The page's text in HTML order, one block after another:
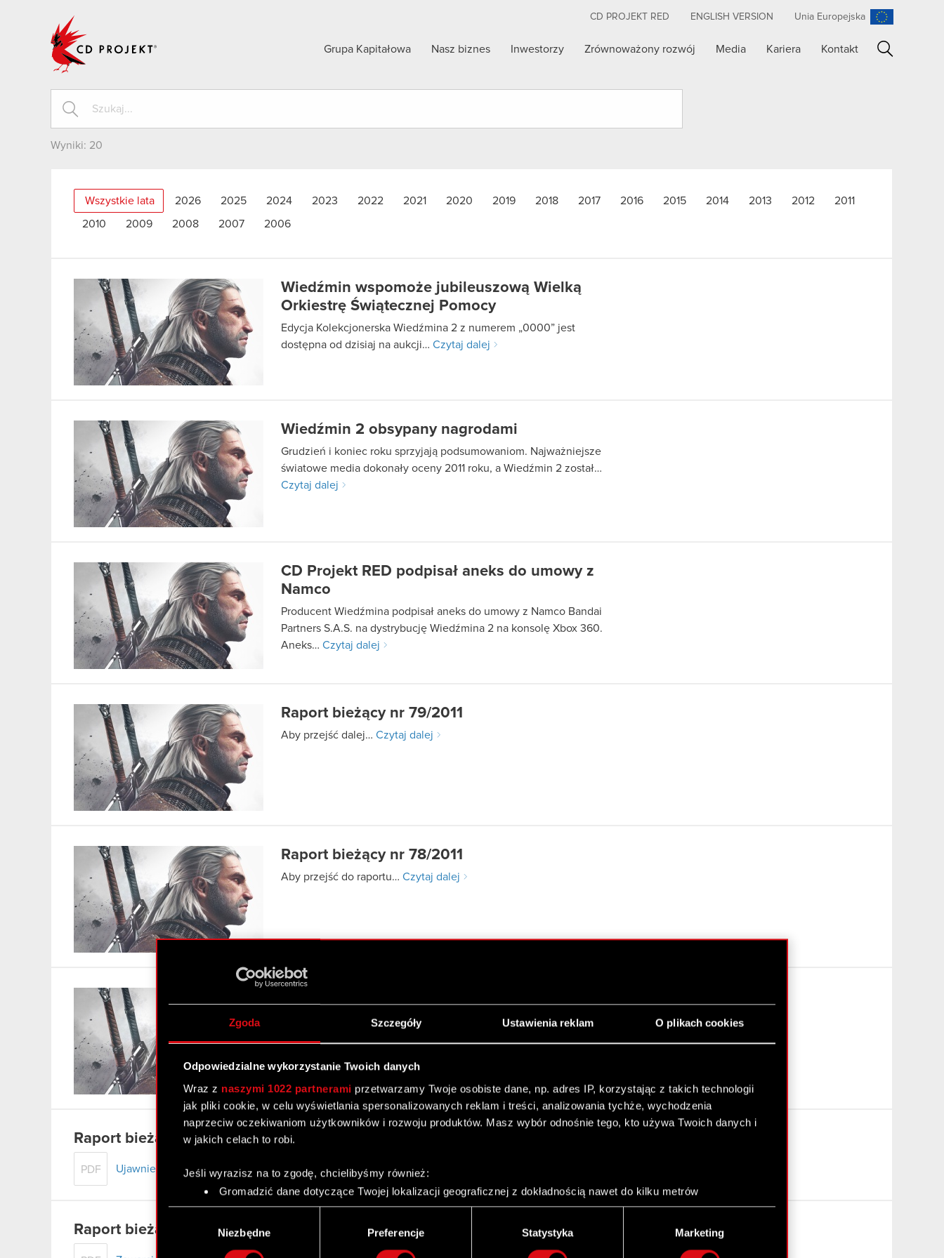
Zgoda Szczegóły Ustawienia reklam O plikach cookies
Odpowiedzialne wykorzystanie Twoich danych
Wraz z naszymi 1022 partnerami przetwarzamy Twoje osobiste dane, np. adres IP, korzystając z takich technologii
jak pliki cookie, w celu wyświetlania spersonalizowanych reklam i treści, analizowania tychże, wychodzenia
naprzeciw oczekiwaniom użytkowników i rozwoju produktów. Masz wybór odnośnie tego, kto używa Twoich danych i
w jakich celach to robi.
Jeśli wyrazisz na to zgodę, chcielibyśmy również:
Gromadzić dane dotyczące Twojej lokalizacji geograficznej z dokładnością nawet do kilku metrów
Identyfikować Twoje urządzenie, aktywnie analizując charakteryzującego je zbiory danych (fingerprinting,
Dowiedz się więcej odnośnie tego, jak Twoje osobiste dane są przetwarzane oraz ustaw własne preferencje w
Niezbędne Preferencje Statystyka Marketing
CD PROJEKT RED ENGLISH VERSION Unia Europejska
Grupa Kapitałowa Nasz biznes Inwestorzy Zrównoważony rozwój Media Kariera Kontakt
Wyniki: 20
Wszystkie lata 2026 2025 2024 2023 2022 2021 2020 2019 2018 2017 2016 2015 2014 2013 2012 2011
2010 2009 2008 2007 2006
Wiedźmin wspomoże jubileuszową Wielką
Orkiestrę Świątecznej Pomocy
Edycja Kolekcjonerska Wiedźmina 2 z numerem „0000” jest
dostępna od dzisiaj na aukcji… Czytaj dalej
Wiedźmin 2 obsypany nagrodami
Grudzień i koniec roku sprzyjają podsumowaniom. Najważniejsze
światowe media dokonały oceny 2011 roku, a Wiedźmin 2 został…
Czytaj dalej
CD Projekt RED podpisał aneks do umowy z
Namco
Producent Wiedźmina podpisał aneks do umowy z Namco Bandai
Partners S.A.S. na dystrybucję Wiedźmina 2 na konsolę Xbox 360.
Aneks… Czytaj dalej
Raport bieżący nr 79/2011
Aby przejść dalej… Czytaj dalej
Raport bieżący nr 78/2011
Aby przejść do raportu… Czytaj dalej
Aby przejść do raportu…Czytaj dalej
Raport bieżący nr 77/2011
PDF Ujawnienie informacji dotyczącej umowy znaczącej
Raport bieżący nr 78/2011